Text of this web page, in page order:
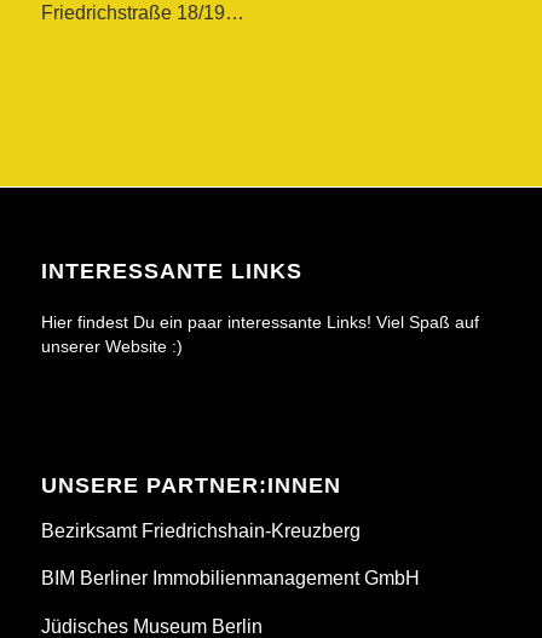
Friedrichstraße 18/19…
INTERESSANTE LINKS
Hier findest Du ein paar interessante Links! Viel Spaß auf
unserer Website :)
UNSERE PARTNER:INNEN
Bezirksamt Friedrichshain-Kreuzberg
BIM Berliner Immobilienmanagement GmbH
Jüdisches Museum Berlin